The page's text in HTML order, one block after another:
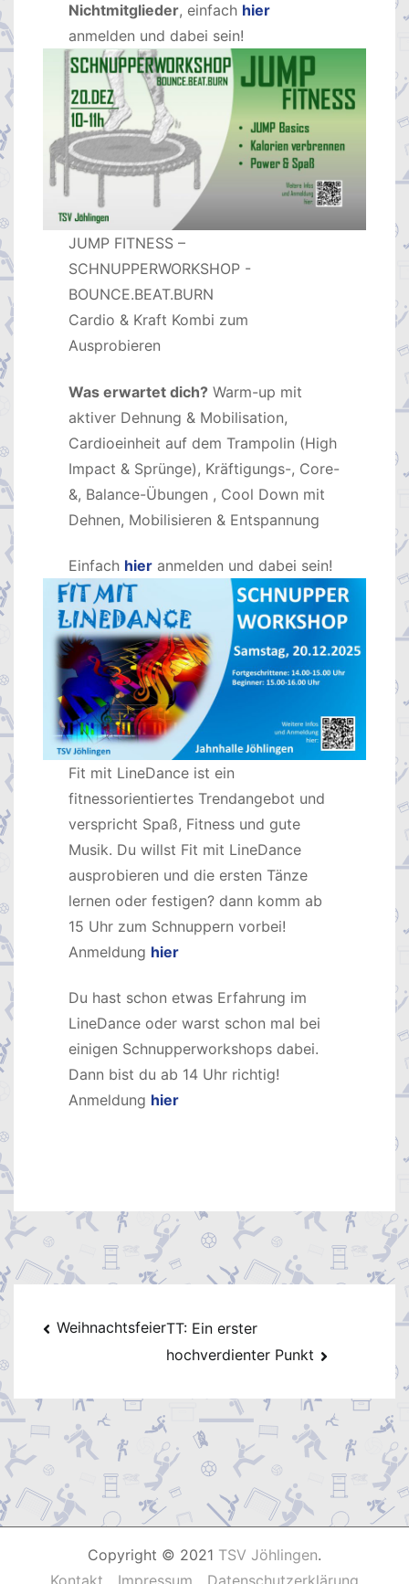
Nichtmitglieder, einfach hier
anmelden und dabei sein!
JUMP FITNESS –
SCHNUPPERWORKSHOP -
BOUNCE.BEAT.BURN
Cardio & Kraft Kombi zum
Ausprobieren
Was erwartet dich? Warm-up mit
aktiver Dehnung & Mobilisation,
Cardioeinheit auf dem Trampolin (High
Impact & Sprünge), Kräftigungs-, Core-
&, Balance-Übungen , Cool Down mit
Dehnen, Mobilisieren & Entspannung
Einfach hier anmelden und dabei sein!
Fit mit LineDance ist ein
fitnessorientiertes Trendangebot und
verspricht Spaß, Fitness und gute
Musik. Du willst Fit mit LineDance
ausprobieren und die ersten Tänze
lernen oder festigen? dann komm ab
15 Uhr zum Schnuppern vorbei!
Anmeldung hier
Du hast schon etwas Erfahrung im
LineDance oder warst schon mal bei
einigen Schnupperworkshops dabei.
Dann bist du ab 14 Uhr richtig!
Anmeldung hier
Beitragsnavigation
WeihnachtsfeierTT: Ein erster
hochverdienter Punkt
Copyright © 2021 TSV Jöhlingen.
Kontakt
Impressum Datenschutzerklärung